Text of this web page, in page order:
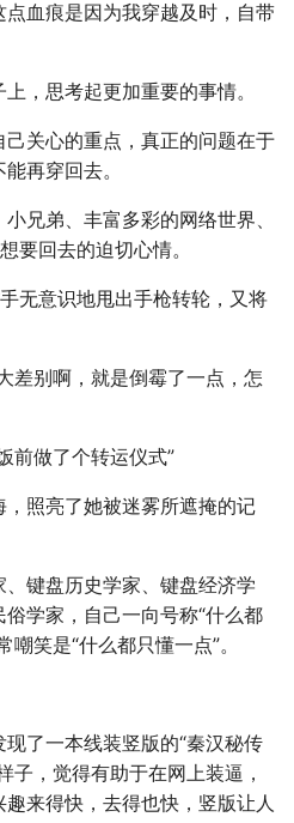
血痕是因为我穿越及时，自带
，思考起更加重要的事情。
关心的重点，真正的问题在于
再穿回去。
兄弟、丰富多彩的网络世界、
要回去的迫切心情。
无意识地甩出手枪转轮，又将
差别啊，就是倒霉了一点，怎
前做了个转运仪式”
照亮了她被迷雾所遮掩的记
键盘历史学家、键盘经济学
学家，自己一向号称“什么都
笑是“什么都只懂一点”。
了一本线装竖版的“秦汉秘传
子，觉得有助于在网上装逼，
来得快，去得也快，竖版让人